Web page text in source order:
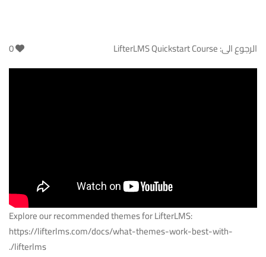
الرجوع الى:LifterLMS Quickstart Course
0
Explore our recommended themes for LifterLMS:
https://lifterlms.com/docs/what-themes-work-best-with-
lifterlms/
.